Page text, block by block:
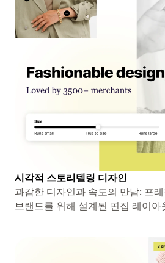
시각적 스토리텔링 디자인
과감한 디자인과 속도의 만남: 프
브랜드를 위해 설계된 편집 레이